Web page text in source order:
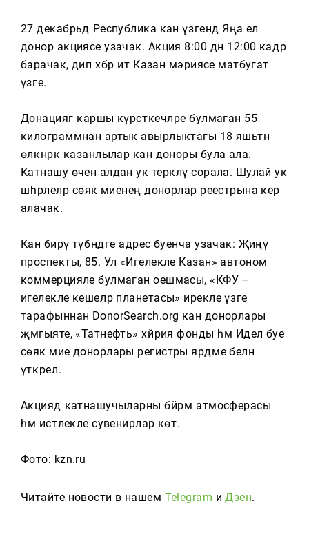
27 декабрьдә Республика кан үзәгендә Яңа ел
донор акциясе узачак. Акция 8:00 дән 12:00 кадәр
барачак, дип хәбәр итә Казан мэриясе матбугат
үзәге.
Донациягә каршы күрсәткечләре булмаган 55
килограммнан артык авырлыктагы 18 яшьтән
өлкәнрәк казанлылар кан доноры була ала.
Катнашу өчен алдан ук теркәлү сорала. Шулай ук
шәһәрлеләр сөяк миенең донорлар реестрына керә
алачак.
Кан бирү түбәндәге адрес буенча узачак: Җиңү
проспекты, 85. Ул «Игелекле Казан» автоном
коммерцияле булмаган оешмасы, «КФУ –
игелекле кешеләр планетасы» ирекле үзәге
тарафыннан DonorSearch.org кан донорлары
җәмгыяте, «Татнефть» хәйрия фонды һәм Идел буе
сөяк мие донорлары регистры ярдәме белән
үткәрелә.
Акциядә катнашучыларны бәйрәм атмосферасы
һәм истәлекле сувенирлар көтә.
Фото: kzn.ru
Читайте новости в нашем Telegram иДзен.